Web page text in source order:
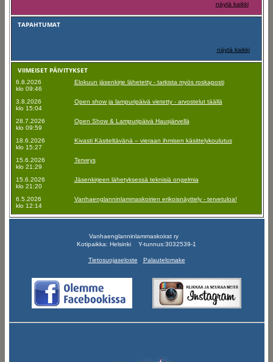
näytä kaikki
TAPAHTUMAT
näytä kaikki
VIIMEISET PÄIVITYKSET
6.8.2026
klo 09:46
Elokuun jäsenkirje lähetetty - tarkista myös roskaposti
3.8.2026
klo 15:04
Open show ja lampuripäivä vietetty - arvostelut täällä
28.7.2026
klo 09:59
Open Show & Lampuripäivä Hausjärvellä
18.6.2026
klo 15:27
Kivasti Käsiteltävänä – vieraan ihmisen käsittelykoulutus
15.6.2026
klo 21:29
Terveys
15.6.2026
klo 21:20
Jäsenkirjeen lähetyksessä teknisiä ongelmia
6.5.2026
klo 12:14
Vanhaenglanninlammaskoirien erikoisnäyttely - tervetuloa!
Vanhaenglanninlammaskoirat ry
Kotipaikka: Helsinki Y-tunnus:3032539-1
Tietosuojaseloste Palautelomake